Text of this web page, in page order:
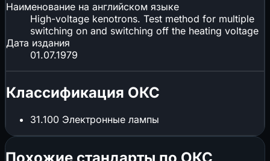
Наименование на английском языке
High-voltage kenotrons. Test method for multiple
switching on and switching off the heating voltage
Дата издания
01.07.1979
Классификация ОКС
31.100 Электронные лампы